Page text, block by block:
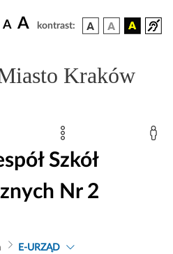
A A kontrast:
Kraków
Szkół
Nr 2
E-URZĄD